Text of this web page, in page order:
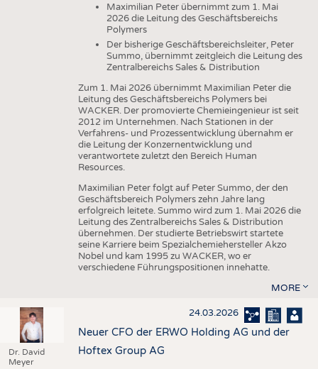
Maximilian Peter übernimmt zum 1. Mai
2026 die Leitung des Geschäftsbereichs
Polymers
Der bisherige Geschäftsbereichsleiter, Peter
Summo, übernimmt zeitgleich die Leitung des
Zentralbereichs Sales & Distribution
Zum 1. Mai 2026 übernimmt Maximilian Peter die
Leitung des Geschäftsbereichs Polymers bei
WACKER. Der promovierte Chemieingenieur ist seit
2012 im Unternehmen. Nach Stationen in der
Verfahrens- und Prozessentwicklung übernahm er
die Leitung der Konzernentwicklung und
verantwortete zuletzt den Bereich Human
Resources.
Maximilian Peter folgt auf Peter Summo, der den
Geschäftsbereich Polymers zehn Jahre lang
erfolgreich leitete. Summo wird zum 1. Mai 2026 die
Leitung des Zentralbereichs Sales & Distribution
übernehmen. Der studierte Betriebswirt startete
seine Karriere beim Spezialchemiehersteller Akzo
Nobel und kam 1995 zu WACKER, wo er
verschiedene Führungspositionen innehatte.
MORE
Dr. David
Meyer
24.03.2026
Neuer CFO der ERWO Holding AG und der
Hoftex Group AG